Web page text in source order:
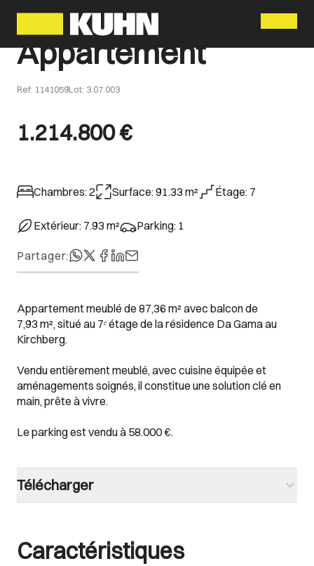
Appartement
Ref: 1141059Lot: 3.07.003
Chambres:2 Surface:91.33 m² Étage: 7
Extérieur: 7.93 m² Parking: 1
Partager:
Appartement meublé de 87,36 m² avec balcon de
7,93 m², situé au 7ᵉ étage de la résidence Da Gama au
Kirchberg.
Vendu entièrement meublé, avec cuisine équipée et
aménagements soignés, il constitue une solution clé en
main, prête à vivre.
Le parking est vendu à 58.000 €.
Télécharger
1.214.800 €
Caractéristiques
Menu